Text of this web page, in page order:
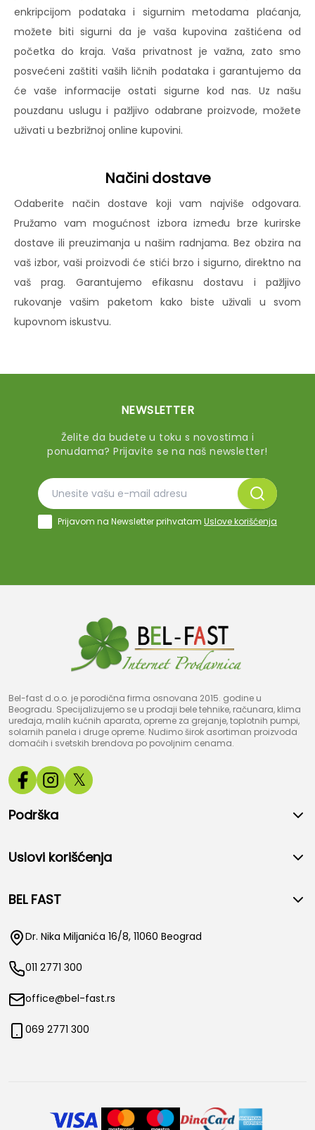
enkripcijom podataka i sigurnim metodama plaćanja,
možete biti sigurni da je vaša kupovina zaštićena od
početka do kraja. Vaša privatnost je važna, zato smo
posvećeni zaštiti vaših ličnih podataka i garantujemo da
će vaše informacije ostati sigurne kod nas. Uz našu
pouzdanu uslugu i pažljivo odabrane proizvode, možete
uživati u bezbrižnoj online kupovini.
Načini dostave
Odaberite način dostave koji vam najviše odgovara.
Pružamo vam mogućnost izbora između brze kurirske
dostave ili preuzimanja u našim radnjama. Bez obzira na
vaš izbor, vaši proizvodi će stići brzo i sigurno, direktno na
vaš prag. Garantujemo efikasnu dostavu i pažljivo
rukovanje vašim paketom kako biste uživali u svom
kupovnom iskustvu.
NEWSLETTER
Želite da budete u toku s novostima i
ponudama? Prijavite se na naš newsletter!
Prijavom na Newsletter prihvatam Uslove korišćenja
Bel-fast d.o.o. je porodična firma osnovana 2015. godine u
Beogradu. Specijalizujemo se u prodaji bele tehnike, računara, klima
uređaja, malih kućnih aparata, opreme za grejanje, toplotnih pumpi,
solarnih panela i druge opreme. Nudimo širok asortiman proizvoda
domaćih i svetskih brendova po povoljnim cenama.
𝕏
Podrška
Uslovi korišćenja
BEL FAST
Dr. Nika Miljanića 16/8, 11060 Beograd
011 2771 300
office@bel-fast.rs
069 2771 300